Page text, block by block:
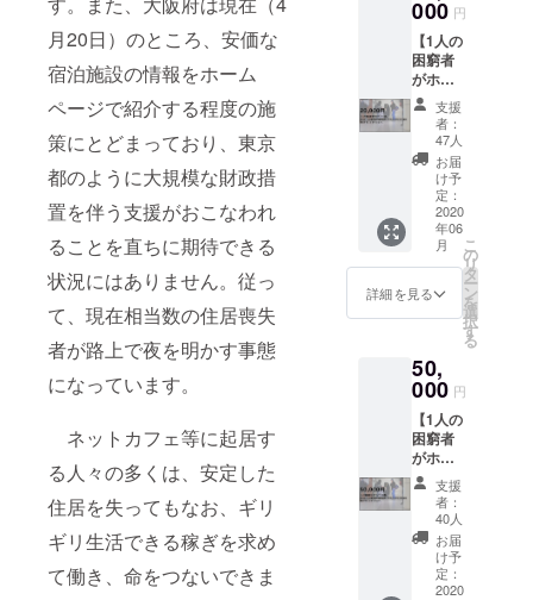
月20日）のところ、安価な
宿泊施設の情報をホーム
ページで紹介する程度の施
策にとどまっており、東京
都のように大規模な財政措
置を伴う支援がおこなわれ
ることを直ちに期待できる
状況にはありません。従っ
て、現在相当数の住居喪失
者が路上で夜を明かす事態
になっています。
ネットカフェ等に起居す
る人々の多くは、安定した
住居を失ってもなお、ギリ
ギリ生活できる稼ぎを求め
て働き、命をつないできま
ジェク
トの実
施結果
（PDF)
を送付
いたし
ます。
000 円
【1人の
困窮者
がホテ
ルで4
泊、ま
たは1人
の困窮
者が簡
易宿
所・ゲ
ストハ
ウスで1
週間、
滞在す
ること
ができ
お礼
メール
と本プ
ロジェ
クトの
実施結
果
（PDF)
を送付
いたし
ます。
支援
者：
47人
お届
け予
定：
2020
年06
月
詳細を見る
こ
の
リ
タ
ー
ン
を
選
択
す
る
50,
000 円
【1人の
困窮者
がホテ
ルで1週
間、ま
たは2人
の困窮
者が簡
易宿
所・ゲ
支援
者：
40人
お届
け予
定：
2020